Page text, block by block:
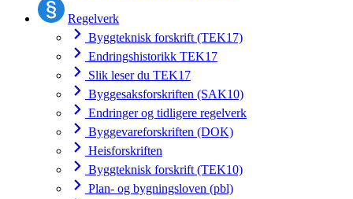
Regelverk
Byggteknisk forskrift (TEK17)
Endringshistorikk TEK17
Slik leser du TEK17
Byggesaksforskriften (SAK10)
Endringer og tidligere regelverk
Byggevareforskriften (DOK)
Heisforskriften
Byggteknisk forskrift (TEK10)
Plan- og bygningsloven (pbl)